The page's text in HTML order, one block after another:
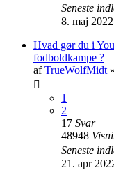
Seneste
8. maj
Hvad gør du i
fodboldkampe ?
afTrueWolfMidt »
1
2
17 Svar
48948
Seneste
21. apr